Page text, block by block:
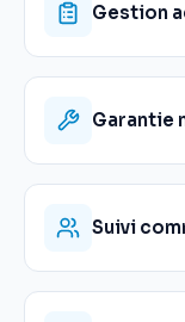
Gestion
Garantie
Suivi